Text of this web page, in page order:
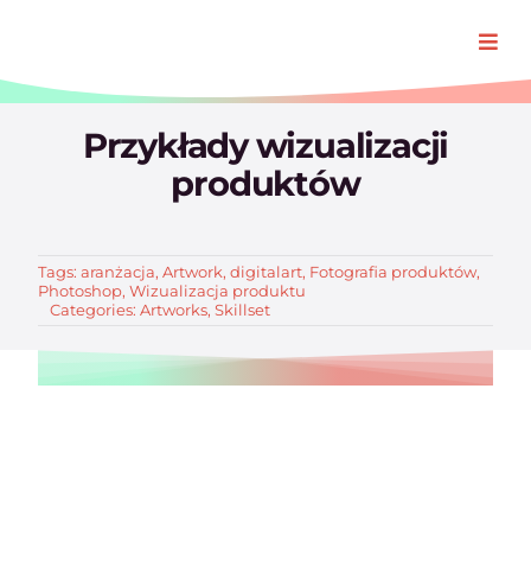
O Padre
Blog
Przykłady wizualizacji
produktów
Tags: aranżacja, Artwork, digitalart, Fotografia produktów,
Photoshop, Wizualizacja produktu
Categories: Artworks, Skillset